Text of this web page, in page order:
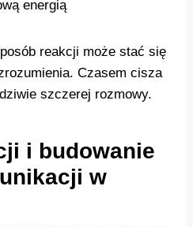
energią
reakcji może stać się
Czasem cisza
szczerej rozmowy.
i budowanie
w